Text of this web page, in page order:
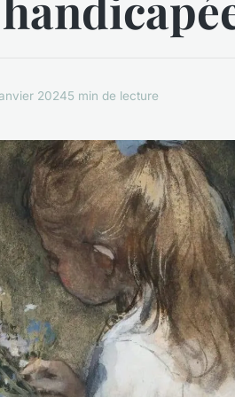
20245 min de lecture